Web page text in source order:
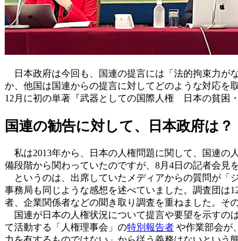
日本政府は今回も、国連の提言には「法的拘束力が
か、他国は国連からの提言に対してどのような対応を
12月に初の単著『武器としての国際人権 日本の貧困
国連の勧告に対して、日本政府は？
私は2013年から、日本の人権問題に関して、国連の
備段階から関わっていたのですが、8月4日の記者会見
というのは、出席していたメディアからの質問が「
事務局も同じような感想を述べていました。調査団は
者、企業関係者などの聞き取り調査を重ねました。そ
国連が日本の人権状況について提言や要望を示すの
て活動する「人権理事会」の特別報告者 や作業部会が